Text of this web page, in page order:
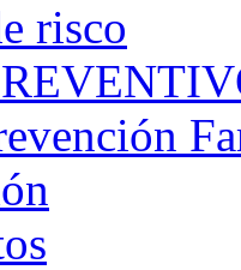
risco